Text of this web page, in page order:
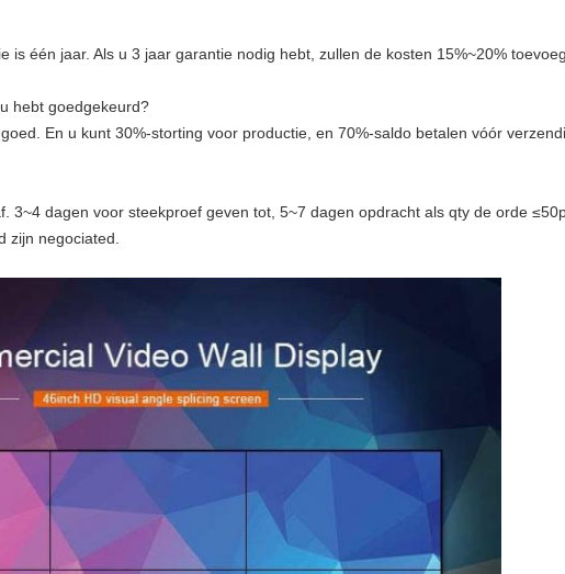
is één jaar. Als u 3 jaar garantie nodig hebt, zullen de kosten 15%~20%
hebt goedgekeurd?
En u kunt 30%-storting voor productie, en 70%-saldo betalen vóór
3~4 dagen voor steekproef geven tot, 5~7 dagen opdracht als qty de orde
zijn negociated.